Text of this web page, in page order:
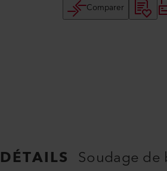
Comparer
DÉTAILS Soudage de